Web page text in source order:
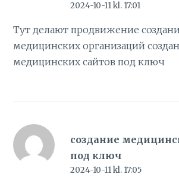
2024-10-11 kl. 17:01
Тут делают продвижение
медицинских организаций
медицинских сайтов под ключ
создание
под ключ
2024-10-11 kl. 17:05